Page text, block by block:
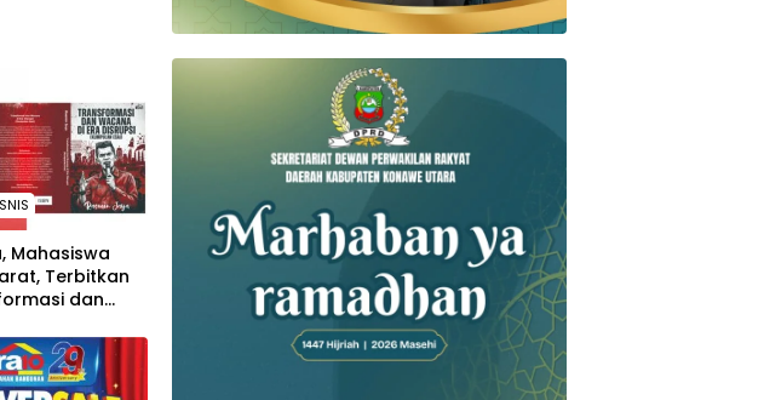
Mahasiswa
Terbitkan
dan